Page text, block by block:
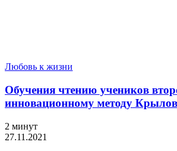
Любовь к жизни
Обучения чтению учеников
инновационному методу
2 минут
27.11.2021